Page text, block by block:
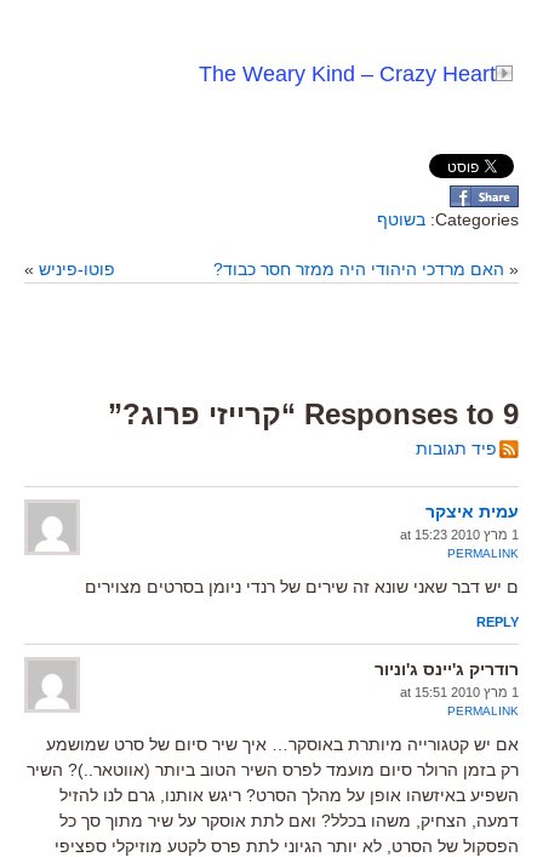
The Weary Kind – Crazy Heart
Categories: בשוטף
« האם מרדכי היהודי היה ממזר חסר כבוד? פוטו-פיניש »
9 Responses to “קרייזי פרוג?”
פיד תגובות
עמית איצקר
1 מרץ 2010 at 15:23
PERMALINK
ם יש דבר שאני שונא זה שירים של רנדי ניומן בסרטים מצוירים
REPLY
רודריק ג'יינס ג'וניור
1 מרץ 2010 at 15:51
PERMALINK
אם יש קטגורייה מיותרת באוסקר… איך שיר סיום של סרט שמושמע
רק בזמן הרולר סיום מועמד לפרס השיר הטוב ביותר (אווטאר..)? השיר
השפיע באיזשהו אופן על מהלך הסרט? ריגש אותנו, גרם לנו להזיל
דמעה, הצחיק, משהו בכלל? ואם לתת אוסקר על שיר מתוך סך כל
הפסקול של הסרט, לא יותר הגיוני לתת פרס לקטע מוזיקלי ספציפי